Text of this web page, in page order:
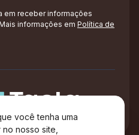
você tenha uma
nosso site,
em receber informações
informações em Política de